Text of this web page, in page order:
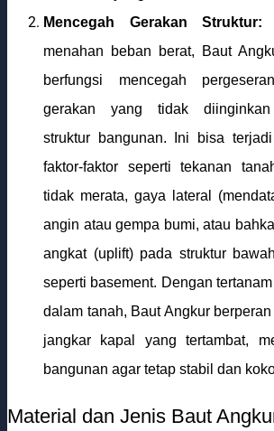
Mencegah Gerakan Struktur:
menahan beban berat, Baut
berfungsi mencegah
gerakan yang tidak
struktur bangunan. Ini bisa
faktor-faktor seperti tekanan
tidak merata, gaya lateral
angin atau gempa bumi, atau
angkat (uplift) pada struktur
seperti basement. Dengan
dalam tanah, Baut Angkur
jangkar kapal yang tertambat,
bangunan agar tetap stabil dan
Material dan Jenis Baut